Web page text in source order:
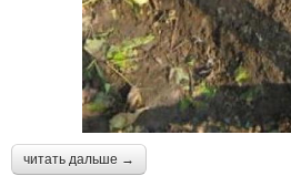
читать дальше →